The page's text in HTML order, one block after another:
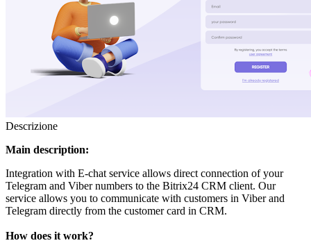
Descrizione
Main description:
Integration with E-chat service allows direct connection of your
Telegram and Viber numbers to the Bitrix24 CRM client. Our
service allows you to communicate with customers in Viber and
Telegram directly from the customer card in CRM.
How does it work?